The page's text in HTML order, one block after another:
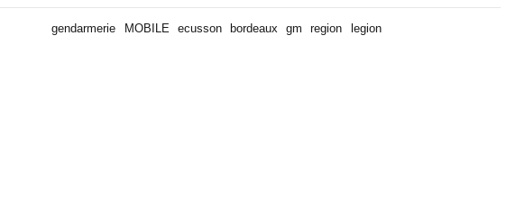
gendarmerie MOBILE ecusson bordeaux gm region legion